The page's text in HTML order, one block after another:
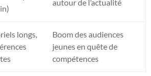
autour de l’actualité
longs,
Boom des audiences
jeunes en quête de
compétences